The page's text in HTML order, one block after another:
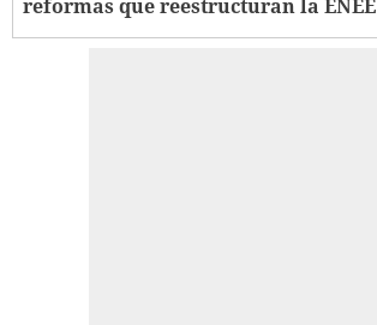
reformas que reestructuran la ENEE